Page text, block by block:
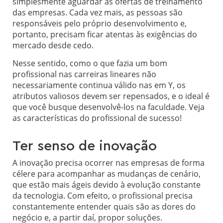
das empresas. Cada vez mais, as pessoas são
responsáveis pelo próprio desenvolvimento e,
portanto, precisam ficar atentas às exigências do
mercado desde cedo.
Nesse sentido, como o que fazia um bom
profissional nas carreiras lineares não
necessariamente continua válido nas em Y, os
atributos valiosos devem ser repensados, e o ideal é
que você busque desenvolvê-los na faculdade. Veja
as características do profissional de sucesso!
Ter senso de inovação
A inovação precisa ocorrer nas empresas de forma
célere para acompanhar as mudanças de cenário,
que estão mais ágeis devido à evolução constante
da tecnologia. Com efeito, o profissional precisa
constantemente entender quais são as dores do
negócio e, a partir daí, propor soluções.